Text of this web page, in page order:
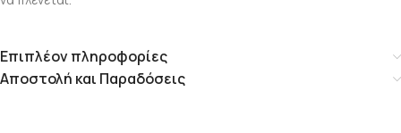
Επιπλέον πληροφορίες
Αποστολή και Παραδόσεις